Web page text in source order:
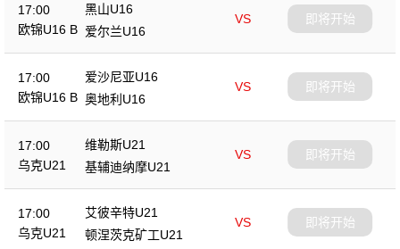
17:00
欧锦U16 B
黑山U16
VS
爱尔兰U16
即将开始
17:00
欧锦U16 B
爱沙尼亚U16
VS
奥地利U16
即将开始
17:00
乌克U21
维勒斯U21
VS
基辅迪纳摩U21
即将开始
17:00
乌克U21
艾彼辛特U21
VS
顿涅茨克矿工U21
即将开始